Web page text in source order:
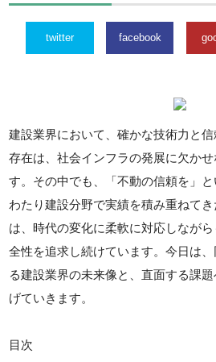
twitter facebook
建設業界において、確かな技術力と
存在は、社会インフラの発展に欠か
す。その中でも、「不動の信頼を」
わたり建設分野で実績を積み重ねて
は、時代の変化に柔軟に対応しなが
全性を追求し続けています。今日は
る建設業界の未来像と、直面する課
げていきます。
目次